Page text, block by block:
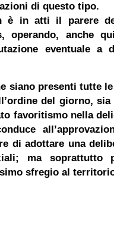
di questo tipo.
è in atti il parere
operando, anche
eventuale a
siano presenti tutte
del giorno,
favoritismo nella
di adottare una
ma soprattutto
sfregio al